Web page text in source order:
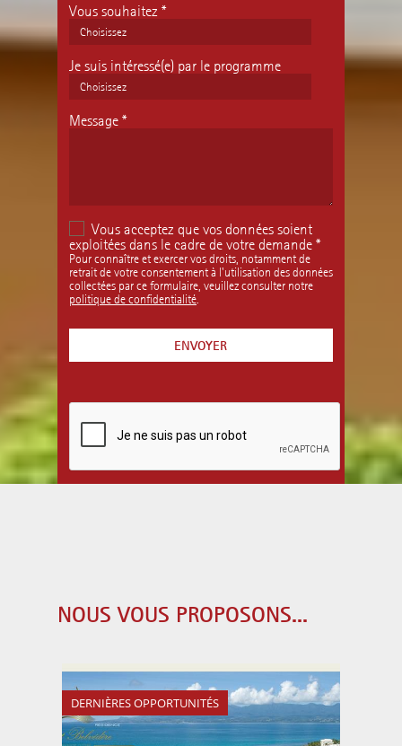
Vous souhaitez *
Je suis intéressé(e) par le programme
Message*
Vous acceptez que vos données soient
exploitées dans le cadre de votre demande *
Pour connaître et exercer vos droits, notamment de
retrait de votre consentement à l'utilisation des données
collectées par ce formulaire, veuillez consulter notre
politique de confidentialité.
NOUS VOUS PROPOSONS...
DERNIÈRES OPPORTUNITÉS